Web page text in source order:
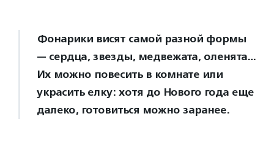
Фонарики висят самой разной формы
— сердца, звезды, медвежата, оленята…
Их можно повесить в комнате или
украсить елку: хотя до Нового года еще
далеко, готовиться можно заранее.